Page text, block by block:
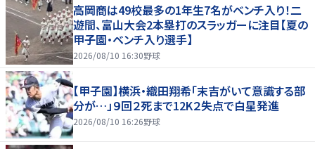
高岡商は49校最多の1年生7名がベンチ入り！二
遊間、富山大会2本塁打のスラッガーに注目【夏の
甲子園・ベンチ入り選手】
2026/08/10 16:30野球
【甲子園】横浜・織田翔希「末吉がいて意識する部
分が…」９回２死まで12K２失点で白星発進
2026/08/10 16:26野球